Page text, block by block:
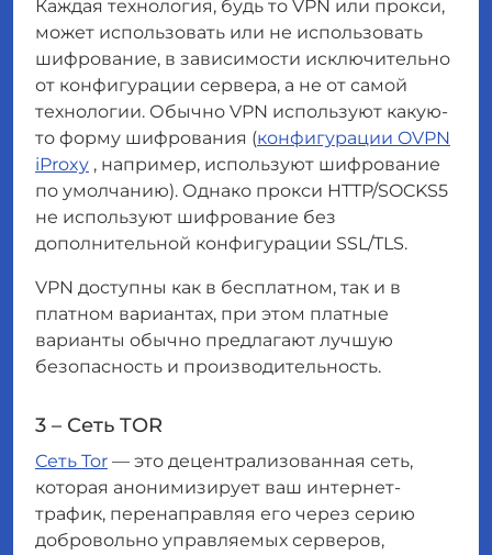
Каждая технология, будь то VPN или прокси,
может использовать или не использовать
шифрование, в зависимости исключительно
от конфигурации сервера, а не от самой
технологии. Обычно VPN используют какую-
то форму шифрования (конфигурации OVPN
iProxy , например, используют шифрование
по умолчанию). Однако прокси HTTP/SOCKS5
не используют шифрование без
дополнительной конфигурации SSL/TLS.
VPN доступны как в бесплатном, так и в
платном вариантах, при этом платные
варианты обычно предлагают лучшую
безопасность и производительность.
3 – Сеть TOR
Сеть Tor — это децентрализованная сеть,
которая анонимизирует ваш интернет-
трафик, перенаправляя его через серию
добровольно управляемых серверов,